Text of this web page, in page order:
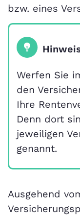
bzw. eines
Werfen Sie
den
Ihre
Denn dort
jeweiligen
genannt.
Ausgehend